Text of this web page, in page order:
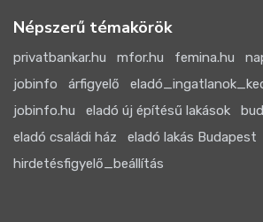
Népszerű témakörök
privatbankar.hu mfor.hu femina.hu
jobinfo
árfigyelő
jobinfo.hu
eladó új építésű lakások
eladó családi ház
eladó lakás Budapest
hirdetésfigyelő_beállítás